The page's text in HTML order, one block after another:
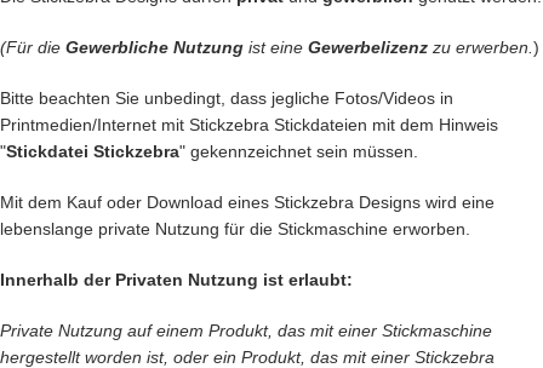
(Für die Gewerbliche Nutzung ist eine Gewerbelizenz zu erwerben. )
Bitte beachten Sie unbedingt, dass jegliche Fotos/Videos in
Printmedien/Internet mit Stickzebra Stickdateien mit dem Hinweis
"Stickdatei Stickzebra" gekennzeichnet sein müssen.
Mit dem Kauf oder Download eines Stickzebra Designs wird eine
lebenslange private Nutzung für die Stickmaschine erworben.
Innerhalb der Privaten Nutzung ist erlaubt:
Private Nutzung auf einem Produkt, das mit einer Stickmaschine
hergestellt worden ist, oder ein Produkt, das mit einer Stickzebra